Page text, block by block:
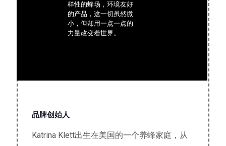
样性的蜂场，环境友好
的产品，这一切虽然微
小，但却用一点一点的
力量改变着世界。
品牌创始人
Katrina Klett出生在美国的一个养蜂家庭，从